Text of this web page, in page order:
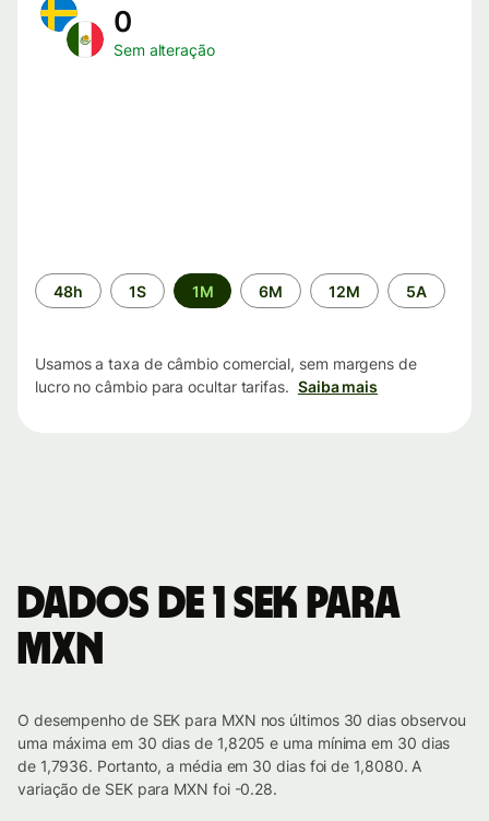
0
Sem alteração
Período
de
48h 1S 1M 6M 12M 5A
Usamos a taxa de câmbio comercial, sem margens de
lucro no câmbio para ocultar tarifas. Saiba mais
Dados de 1 SEK para
MXN
O desempenho de SEK para MXN nos últimos 30 dias observou
uma máxima em 30 dias de 1,8205 e uma mínima em 30 dias
de 1,7936. Portanto, a média em 30 dias foi de 1,8080. A
variação de SEK para MXN foi -0.28.